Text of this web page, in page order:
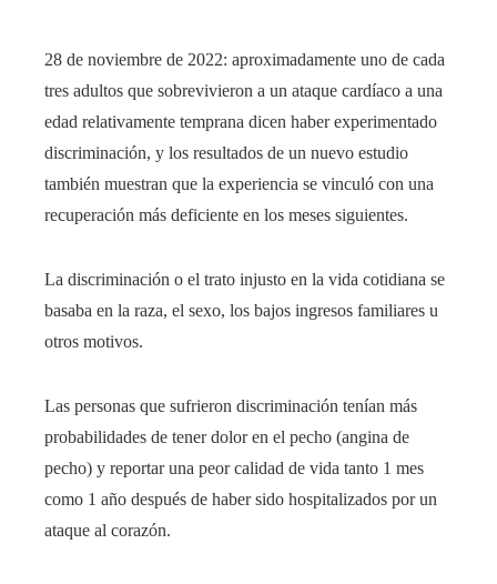
28 de noviembre de 2022: aproximadamente uno de cada
tres adultos que sobrevivieron a un ataque cardíaco a una
edad relativamente temprana dicen haber experimentado
discriminación, y los resultados de un nuevo estudio
también muestran que la experiencia se vinculó con una
recuperación más deficiente en los meses siguientes.
La discriminación o el trato injusto en la vida cotidiana se
basaba en la raza, el sexo, los bajos ingresos familiares u
otros motivos.
Las personas que sufrieron discriminación tenían más
probabilidades de tener dolor en el pecho (angina de
pecho) y reportar una peor calidad de vida tanto 1 mes
como 1 año después de haber sido hospitalizados por un
ataque al corazón.